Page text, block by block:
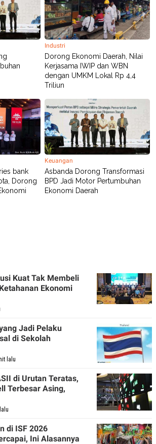
OF
Industri
Dorong Ekonomi Daerah, Nilai
Kerjasama IWIP dan WBN
dengan UMKM Lokal Rp 4,4
Triliun
bank
Dorong
Keuangan
Asbanda Dorong Transformasi
BPD Jadi Motor Pertumbuhan
Ekonomi Daerah
Kuat Tak Membeli
Ekonomi
Jadi Pelaku
di Sekolah
lalu
di Urutan Teratas,
Terbesar Asing,
di ISF 2026
Ini Alasannya